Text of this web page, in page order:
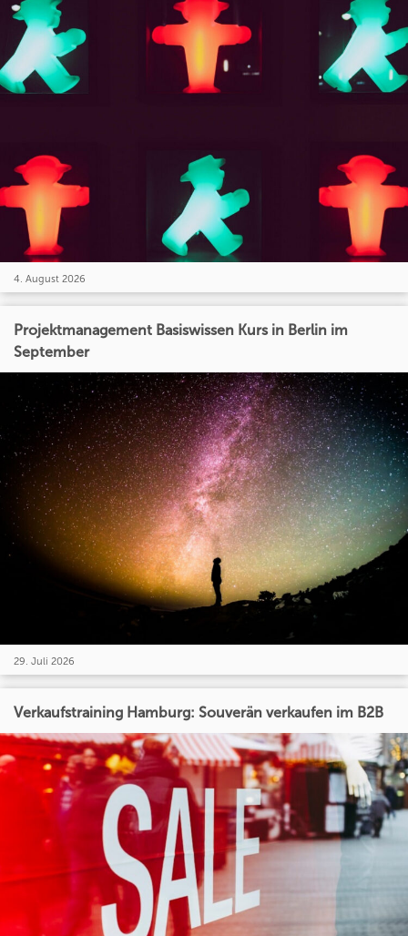
4. August 2026
Projektmanagement Basiswissen Kurs in Berlin im
September
29. Juli 2026
Verkaufstraining Hamburg: Souverän verkaufen im B2B